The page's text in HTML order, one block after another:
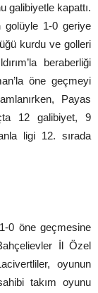
galibiyetle kapattı.
golüyle 1-0 geriye
kurdu ve golleri
beraberliği
öne geçmeyi
Payas
12 galibiyet, 9
ligi 12. sırada
0 öne geçmesine
İl Özel
oyunun
takım oyunu